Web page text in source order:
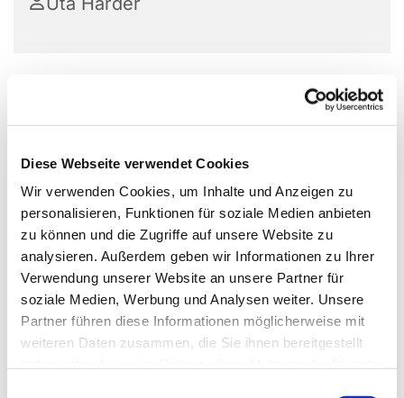
Diese Webseite verwendet Cookies
Wir verwenden Cookies, um Inhalte und Anzeigen zu
personalisieren, Funktionen für soziale Medien anbieten
zu können und die Zugriffe auf unsere Website zu
analysieren. Außerdem geben wir Informationen zu Ihrer
Verwendung unserer Website an unsere Partner für
soziale Medien, Werbung und Analysen weiter. Unsere
Partner führen diese Informationen möglicherweise mit
weiteren Daten zusammen, die Sie ihnen bereitgestellt